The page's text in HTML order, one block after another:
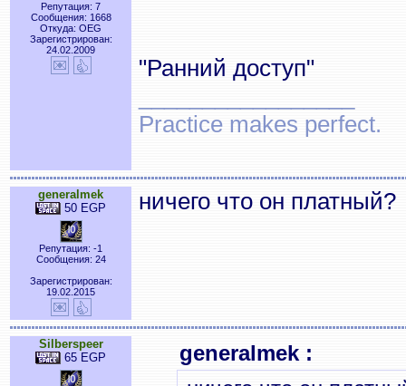
Репутация: 7
Сообщения: 1668
Откуда: OEG
Зарегистрирован:
24.02.2009
"Ранний доступ"
Practice makes perfect.
generalmek
50 EGP
Репутация: -1
Сообщения: 24
Зарегистрирован:
19.02.2015
ничего что он платный?
Silberspeer
65 EGP
generalmek :